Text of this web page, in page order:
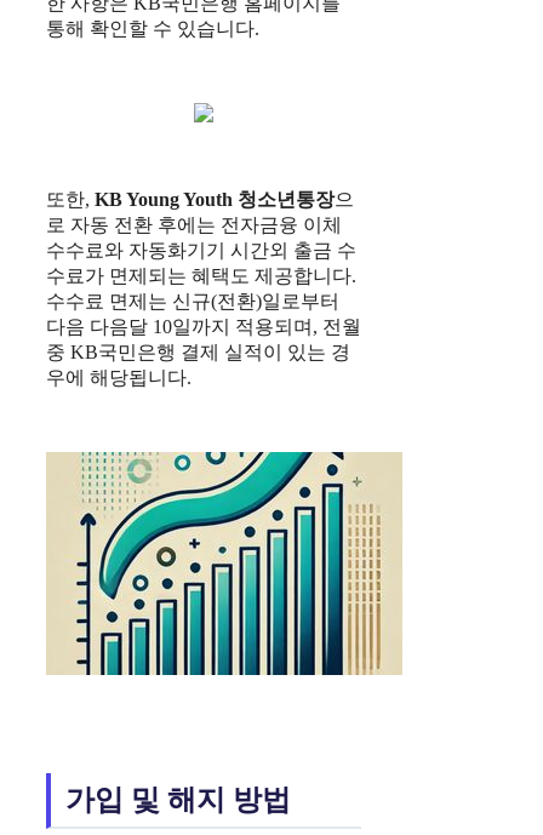
통해 확인할 수 있습니다.
또한, KB Young Youth 청소년통장으
로 자동 전환 후에는 전자금융 이체
수수료와 자동화기기 시간외 출금 수
수료가 면제되는 혜택도 제공합니다.
수수료 면제는 신규(전환)일로부터
다음 다음달 10일까지 적용되며, 전월
중 KB국민은행 결제 실적이 있는 경
우에 해당됩니다.
가입 및 해지 방법